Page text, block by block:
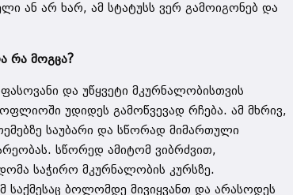
ან არ ხარ, ამ სტატუსს ვერ გამოიგონებ და
რა მოგცა?
და უწყვეტი მკურნალობისთვის
უდიდეს გამოწვევად რჩება. ამ მხრივ,
საუბარი და სწორად მიმართული
სწორედ ამიტომ ვიბრძვით,
საჭირო მკურნალობის კურსზე.
საქმესაც ბოლომდე მივიყვანთ და არასოდეს